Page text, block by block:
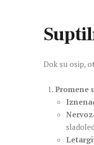
Dok su osip,
Promene